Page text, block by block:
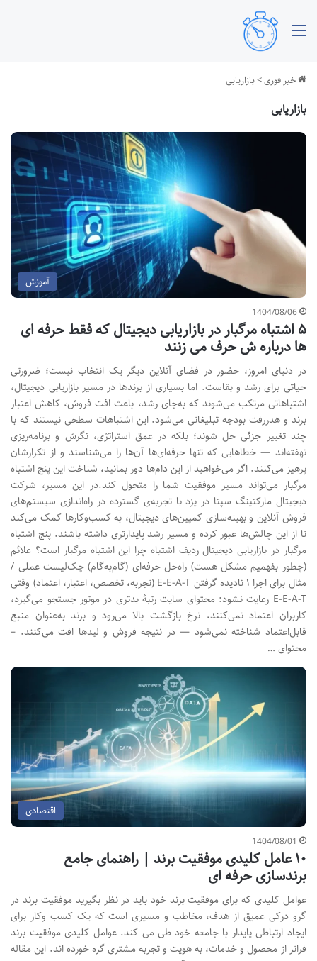
خبر فوری>بازاریابی
بازاریابی
آموزش
1404/08/06
۵ اشتباه مرگبار در بازاریابی دیجیتال که فقط حرفه ای
ها درباره ش حرف می زنند
در دنیای امروز، حضور در فضای آنلاین دیگر یک انتخاب نیست؛ ضرورتی
حیاتی برای رشد و بقاست. اما بسیاری از برندها در مسیر بازاریابی دیجیتال،
اشتباهاتی مرتکب می‌شوند که به‌جای رشد، باعث افت فروش، کاهش اعتبار
برند و هدررفت بودجه تبلیغاتی می‌شود. این اشتباهات سطحی نیستند که با
چند تغییر جزئی حل شوند؛ بلکه در عمق استراتژی، نگرش و برنامه‌ریزی
نهفته‌اند — خطاهایی که تنها حرفه‌ای‌ها آن‌ها را می‌شناسند و از تکرارشان
پرهیز می‌کنند. اگر می‌خواهید از این دام‌ها دور بمانید، شناخت این پنج اشتباه
مرگبار می‌تواند مسیر موفقیت شما را متحول کند.در این مسیر، شرکت
دیجیتال مارکتینگ سپتا در یزد با تجربه‌ی گسترده در راه‌اندازی سیستم‌های
فروش آنلاین و بهینه‌سازی کمپین‌های دیجیتال، به کسب‌وکارها کمک می‌کند
تا از این چالش‌ها عبور کرده و مسیر رشد پایدارتری داشته باشند. پنج اشتباه
مرگبار در بازاریابی دیجیتال ردیف اشتباه چرا این اشتباه مرگبار است؟ علائم
(چطور بفهمیم مشکل هست) راه‌حل حرفه‌ای (گام‌به‌گام) چک‌لیست عملی /
مثال برای اجرا ۱ نادیده گرفتن E-E-A-T (تجربه، تخصص، اعتبار، اعتماد) وقتی
E-E-A-T رعایت نشود: محتوای سایت رتبهٔ بدتری در موتور جستجو می‌گیرد،
کاربران اعتماد نمی‌کنند، نرخ بازگشت بالا می‌رود و برند به‌عنوان منبع
قابل‌اعتماد شناخته نمی‌شود — در نتیجه فروش و لیدها افت می‌کنند. –
محتوای …
اقتصادی
1404/08/01
۱۰ عامل کلیدی موفقیت برند | راهنمای جامع
برندسازی حرفه ای
عوامل کلیدی که برای موفقیت برند خود باید در نظر بگیرید موفقیت برند در
گرو درکی عمیق از هدف، مخاطب و مسیری است که یک کسب وکار برای
ایجاد ارتباطی پایدار با جامعه خود طی می کند. عوامل کلیدی موفقیت برند
فراتر از محصول و خدمات، به هویت و تجربه مشتری گره خورده اند. این مقاله